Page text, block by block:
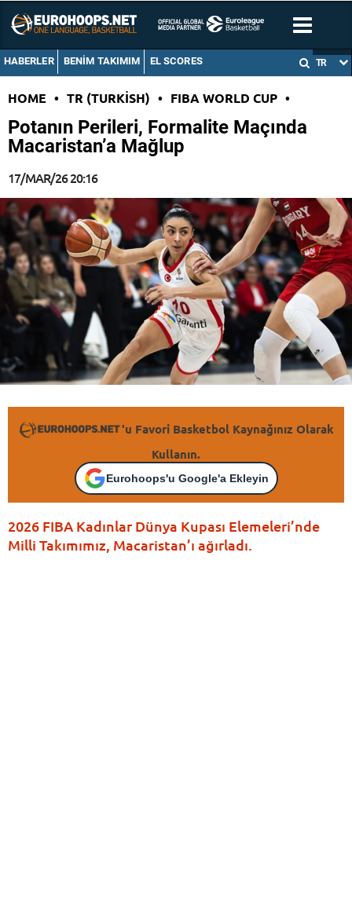
HABERLER BENIM TAKIMIM EL SCORES TR
HOME • TR (TURKISH) • FIBA WORLD CUP •
Potanın Perileri, Formalite Maçında
Macaristan’a Mağlup
17/MAR/26 20:16
'u Favori Basketbol Kaynağınız Olarak
Kullanın.
Eurohoops'u Google'a Ekleyin
2026 FIBA Kadınlar Dünya Kupası Elemeleri’nde
Milli Takımımız, Macaristan’ı ağırladı.